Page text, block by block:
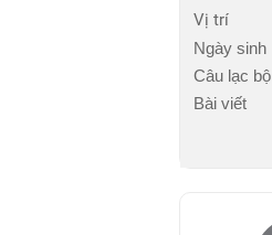
Vị trí
Ngày sinh
Câu lạc bộ
Bài viết